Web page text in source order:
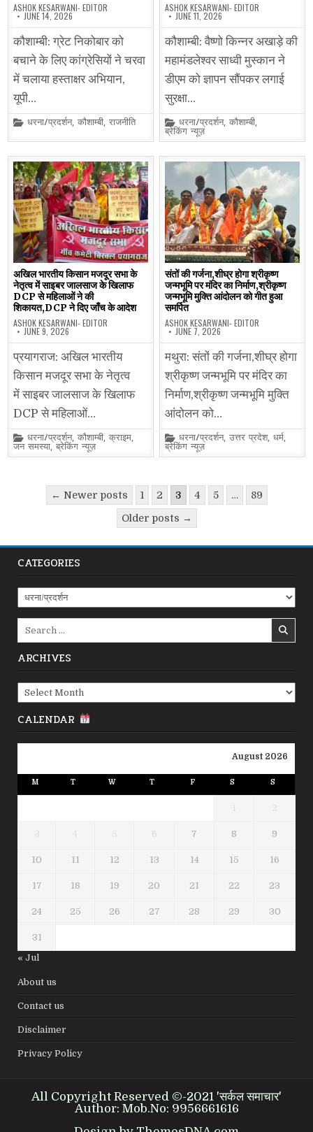
ASHOK KESARWANI- EDITOR
JUNE 14, 2026
कौशाम्बी: ग्रेट निकोबार को
बचाने के लिए कांग्रेसियों ने चरवा
में चलाया हस्ताक्षर अभियान,
यूपी…
Posted
धरना/प्रदर्शन,कौशाम्बी,राजनीति
ASHOK KESARWANI- EDITOR
JUNE 11, 2026
कौशाम्बी: वैष्णो किन्नर अखाड़े की
महामंडलेश्वर साध्वी मुस्कान ने
डीएम को ज्ञापन सौंपकर लगाई
सुरक्षा…
Posted
in
धरना/प्रदर्शन,कौशाम्बी,
ब्रेकिंग न्यूज़
अखिल भारतीय किसान मजदूर सभा के
नेतृत्व में साइबर जालसाज के खिलाफ
DCP से महिलाओं ने की
शिकायत,DCP ने दिए जाँच के आदेश
ASHOK KESARWANI- EDITOR
JUNE 9, 2026
प्रयागराज: अखिल भारतीय
किसान मजदूर सभा के नेतृत्व
में साइबर जालसाज के खिलाफ
DCP से महिलाओं…
Posted
in
धरना/प्रदर्शन,कौशाम्बी,क्राइम,
जन समस्या,ब्रेकिंग न्यूज़
संतों की गर्जना,शीघ्र होगा श्रीकृष्ण
जन्मभूमि पर मंदिर का निर्माण,श्रीकृष्ण
जन्मभूमि मुक्ति आंदोलन को गीत हुआ
समर्पित
ASHOK KESARWANI- EDITOR
JUNE 7, 2026
मथुरा: संतों की गर्जना,शीघ्र होगा
श्रीकृष्ण जन्मभूमि पर मंदिर का
निर्माण,श्रीकृष्ण जन्मभूमि मुक्ति
आंदोलन को…
Posted
in
धरना/प्रदर्शन,उत्तर प्रदेश,धर्म,
ब्रेकिंग न्यूज़
Posts
pagination
← Newer posts 1 2 3 4 5 … 89
Older posts →
CATEGORIES
Categories
ARCHIVES
Archives
CALENDAR
August 2026
M T W T F S S
1 2
3 4 5 6 7 8 9
10 11 12 13 14 15 16
17 18 19 20 21 22 23
24 25 26 27 28 29 30
31
« Jul
About us
Contact us
Disclaimer
Privacy Policy
All Copyright Reserved ©-2021 'सर्कल समाचार'
Author: Mob.No: 9956661616